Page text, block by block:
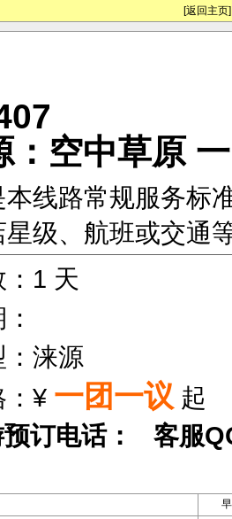
[返回主页]
：空中草原
线路常规服务标
星级、航班或交通
1 天
涞源
：¥ 一团一议 起
订电话： 客服